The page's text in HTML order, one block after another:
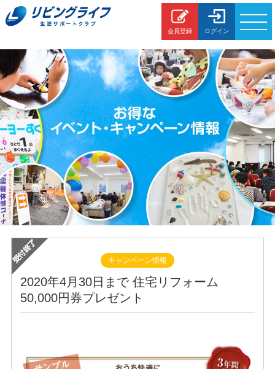
会員登録 ログイン
各種お問合わせ
イベント情報
暮らしのサービス
住まいのサービス
FP個別相談
キャンペーン情報
2020年4月30日まで 住宅リフォーム
50,000円券プレゼント